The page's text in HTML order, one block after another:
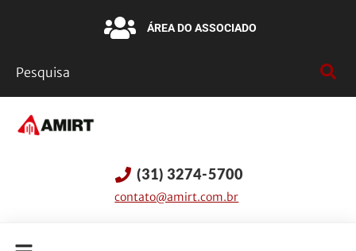
ÁREA DO ASSOCIADO
(31) 3274-5700
contato@amirt.com.br